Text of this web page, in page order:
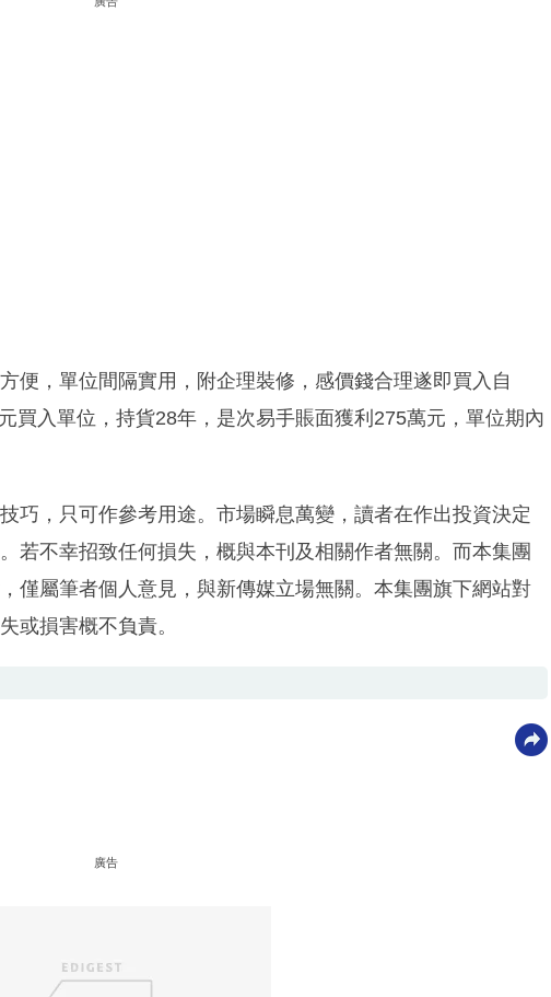
便，單位間隔實用，附企理裝修，感價錢合理遂即買入自
買入單位，持貨28年，是次易手賬面獲利275萬元，單位期內
巧，只可作參考用途。市場瞬息萬變，讀者在作出投資決定
若不幸招致任何損失，概與本刊及相關作者無關。而本集團
僅屬筆者個人意見，與新傳媒立場無關。本集團旗下網站對
或損害概不負責。
廣告